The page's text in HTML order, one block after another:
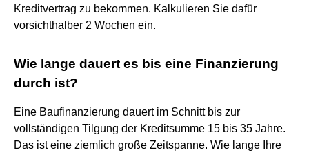
Kreditvertrag zu bekommen. Kalkulieren Sie dafür
vorsichthalber 2 Wochen ein.
Wie lange dauert es bis eine Finanzierung
durch ist?
Eine Baufinanzierung dauert im Schnitt bis zur
vollständigen Tilgung der Kreditsumme 15 bis 35 Jahre.
Das ist eine ziemlich große Zeitspanne. Wie lange Ihre